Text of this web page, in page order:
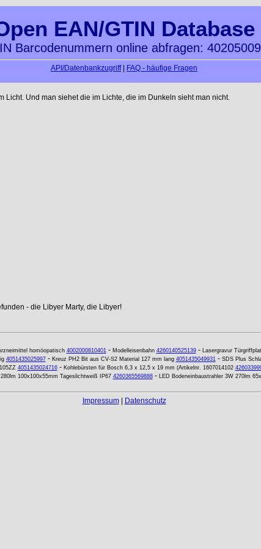
EAN/GTIN Database
Barcodenummern online abfragen:
API/Datenbankzugriff| FAQ - häufige Fragen
Und man siehet die im Lichte, die im Dunkeln sieht man nicht.
- die Libyer Marty, die Libyer!
homöopatisch 4002000810401- Modelleisenbahn 4260140525139- Lasergravur
4051435025997- Kreuz PH2 Bit aus CV-S2 Material 127 mm lang 4051435049931- SDS Plus
4051435024716- Kohlebürsten für Bosch 6,3 x 12,5 x 19 mm (Artikelnr. 1607014102
100x100x55mm Tageslichtweiß IP67 4260365569888- LED Bodeneinbaustrahler 3W 270lm
Impressum| Datenschutz